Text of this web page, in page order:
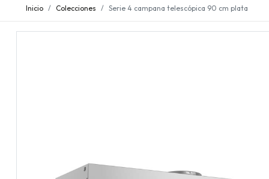
Inicio Colecciones Serie 4 campana telescópica 90 cm plata